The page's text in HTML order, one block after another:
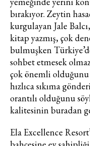
Turkuvaz
A.Ş.
https://
üzerinden
hizmetlere
pazarlama
amaçlı her
bırakıyor. Zeytin
kurgulayan Jale
kitap yazmış, çok
bulmuşken
sohbet etmesek
çok önemli
hızlıca sıkıma
orantılı olduğunu
kalitesinin buradan
Ela Excellence